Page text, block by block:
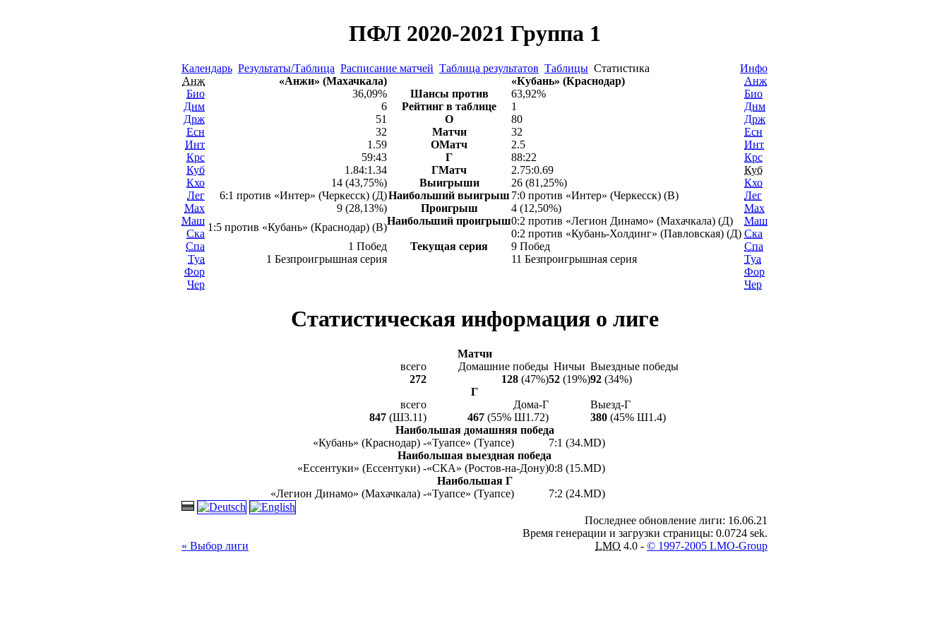
ПФЛ 2020-2021 Группа 1
Календарь Результаты/Таблица Расписание матчей Таблица результатов Таблицы Статистика
Инфо
Анж
Био
Днм
Држ
Есн
Инт
Крс
Куб
Кхо
Лег
Мах
Маш
Ска
Спа
Туа
Фор
Чер
«Анжи» (Махачкала)
«Кубань» (Краснодар)
36,09%
Шансы против
63,92%
6
Рейтинг в таблице
1
51
О
80
32
Матчи
32
1.59
ОМатч
2.5
59:43
Г
88:22
1.84:1.34
ГМатч
2.75:0.69
14 (43,75%)
Выигрыши
26 (81,25%)
6:1 против «Интер» (Черкесск) (Д)Наибольший выигрыш 7:0 против «Интер» (Черкесск) (В)
9 (28,13%)
Проигрыш
4 (12,50%)
1:5 против «Кубань» (Краснодар) (В)
Наибольший проигрыш0:2 против «Легион Динамо» (Махачкала) (Д)
0:2 против «Кубань-Холдинг» (Павловская) (Д)
1 Побед
1 Безпроигрышная серия
Текущая серия
9 Побед
11 Безпроигрышная серия
Анж
Био
Днм
Држ
Есн
Инт
Крс
Куб
Кхо
Лег
Мах
Маш
Ска
Спа
Туа
Фор
Чер
Статистическая информация о лиге
Матчи
всего
Домашние победы Ничьи Выездные победы
272
128 (47%)52 (19%)92 (34%)
Г
всего
Дома-Г
Выезд-Г
847 (Ш3.11) 467 (55% Ш1.72) 380 (45% Ш1.4)
Наибольшая домашняя победа
«Кубань» (Краснодар) -«Туапсе» (Туапсе)
7:1 (34.MD)
Наибольшая выездная победа
«Ессентуки» (Ессентуки) -«СКА» (Ростов-на-Дону)0:8 (15.MD)
Наибольшая Г
«Легион Динамо» (Махачкала) -«Туапсе» (Туапсе) 7:2 (24.MD)
« Выбор лиги
Последнее обновление лиги: 16.06.21
Время генерации и загрузки страницы: 0.0724 sek.
LMO 4.0 - © 1997-2005 LMO-Group